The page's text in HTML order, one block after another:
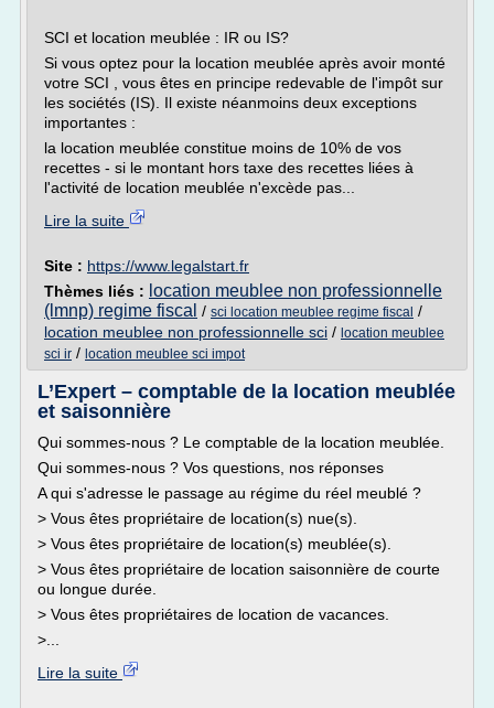
SCI et location meublée : IR ou IS?
Si vous optez pour la location meublée après avoir monté
votre SCI , vous êtes en principe redevable de l'impôt sur
les sociétés (IS). Il existe néanmoins deux exceptions
importantes :
la location meublée constitue moins de 10% de vos
recettes - si le montant hors taxe des recettes liées à
l'activité de location meublée n'excède pas...
Lire la suite
Site : https://www.legalstart.fr
Thèmes liés : location meublee non professionnelle
(lmnp) regime fiscal / sci location meublee regime fiscal /
location meublee non professionnelle sci / location meublee
sci ir / location meublee sci impot
L’Expert – comptable de la location meublée
et saisonnière
Qui sommes-nous ? Le comptable de la location meublée.
Qui sommes-nous ? Vos questions, nos réponses
A qui s'adresse le passage au régime du réel meublé ?
> Vous êtes propriétaire de location(s) nue(s).
> Vous êtes propriétaire de location(s) meublée(s).
> Vous êtes propriétaire de location saisonnière de courte
ou longue durée.
> Vous êtes propriétaires de location de vacances.
>...
Lire la suite